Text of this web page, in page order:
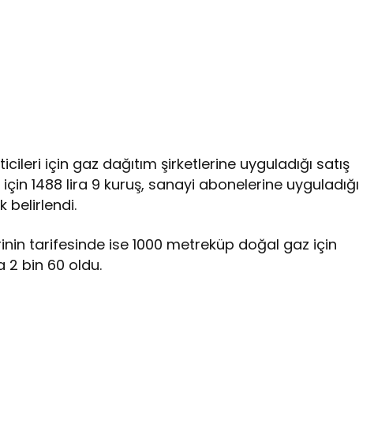
için gaz dağıtım şirketlerine uyguladığı satış
1488 lira 9 kuruş, sanayi abonelerine uyguladığı
belirlendi.
tarifesinde ise 1000 metreküp doğal gaz için
2 bin 60 oldu.